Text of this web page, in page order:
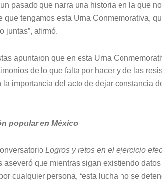
pasado que narra una historia en la que
que tengamos esta Urna Conmemorativa,
juntas”, afirmó.
apuntaron que en esta Urna
de lo que falta por hacer y de las
importancia del acto de dejar constancia
popular en México
Logros y retos en el ejercicio
aseveró que mientras sigan existiendo
cualquier persona, “esta lucha no se